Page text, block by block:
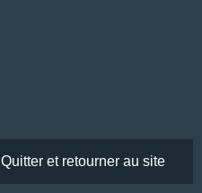
Quitter et retourner au site